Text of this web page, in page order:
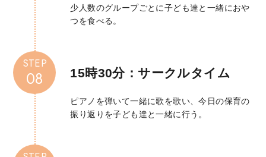
少人数のグループごとに子ども達と一緒におや
つを食べる。
STEP
08 15時30分： サークルタイム
ピアノを弾いて一緒に歌を歌い、今日の保育の
振り返りを子ども達と一緒に行う。